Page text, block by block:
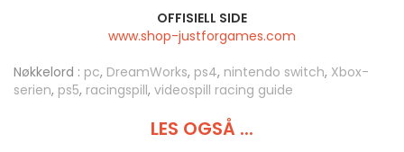
OFFISIELL SIDE
www.shop-justforgames.com
Nøkkelord : pc, DreamWorks, ps4, nintendo switch, Xbox-
serien, ps5, racingspill, videospill racing guide
LES OGSÅ ...